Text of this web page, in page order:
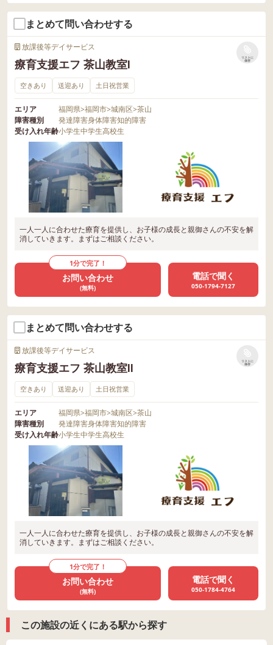
まとめて問い合わせする
放課後等デイサービス
療育支援エフ 茶山教室Ⅰ
リストに
保存
空きあり 送迎あり 土日祝営業
エリア 福岡県>福岡市>城南区>茶山
障害種別
発達障害身体障害知的障害
受け入れ年齢小学生中学生高校生
一人一人に合わせた療育を提供し、お子様の成長と親御さんの不安を解
消していきます。まずはご相談ください。
1分で完了！
お問い合わせ
(無料)
電話で聞く
050-1794-7127
まとめて問い合わせする
放課後等デイサービス
療育支援エフ 茶山教室Ⅱ
リストに
保存
空きあり 送迎あり 土日祝営業
エリア 福岡県>福岡市>城南区>茶山
障害種別
発達障害身体障害知的障害
受け入れ年齢小学生中学生高校生
一人一人に合わせた療育を提供し、お子様の成長と親御さんの不安を解
消していきます。まずはご相談ください。
1分で完了！
お問い合わせ
(無料)
電話で聞く
050-1784-4764
この施設の近くにある駅から探す